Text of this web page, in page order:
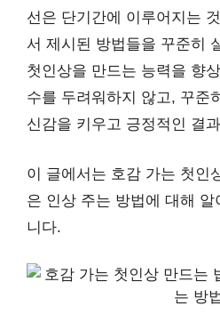
선은 단기간에 이루어지는
서 제시된 방법들을 꾸준히
첫인상을 만드는 능력을 향
수를 두려워하지 않고, 꾸준
신감을 키우고 긍정적인 결
이 글에서는 호감 가는 첫인
은 인상 주는 방법에 대해
니다.